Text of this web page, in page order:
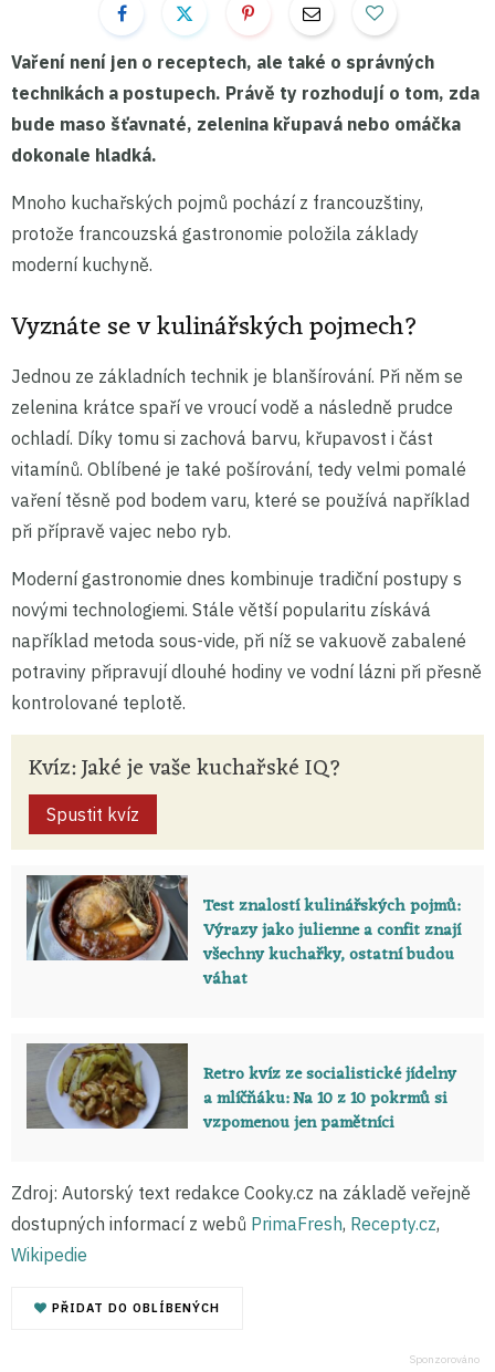
Vaření není jen o receptech, ale také o správných
technikách a postupech. Právě ty rozhodují o tom, zda
bude maso šťavnaté, zelenina křupavá nebo omáčka
dokonale hladká.
Mnoho kuchařských pojmů pochází z francouzštiny,
protože francouzská gastronomie položila základy
moderní kuchyně.
Vyznáte se v kulinářských pojmech?
Jednou ze základních technik je blanšírování. Při něm se
zelenina krátce spaří ve vroucí vodě a následně prudce
ochladí. Díky tomu si zachová barvu, křupavost i část
vitamínů. Oblíbené je také pošírování, tedy velmi pomalé
vaření těsně pod bodem varu, které se používá například
při přípravě vajec nebo ryb.
Moderní gastronomie dnes kombinuje tradiční postupy s
novými technologiemi. Stále větší popularitu získává
například metoda sous-vide, při níž se vakuově zabalené
potraviny připravují dlouhé hodiny ve vodní lázni při přesně
kontrolované teplotě.
Kvíz: Jaké je vaše kuchařské IQ?
Spustit kvíz
Test znalostí kulinářských pojmů:
Výrazy jako julienne a confit znají
všechny kuchařky, ostatní budou
váhat
Retro kvíz ze socialistické jídelny
a mlíčňáku: Na 10 z 10 pokrmů si
vzpomenou jen pamětníci
Zdroj: Autorský text redakce Cooky.cz na základě veřejně
dostupných informací z webů PrimaFresh, Recepty.cz,
Wikipedie
PŘIDAT DO OBLÍBENÝCH